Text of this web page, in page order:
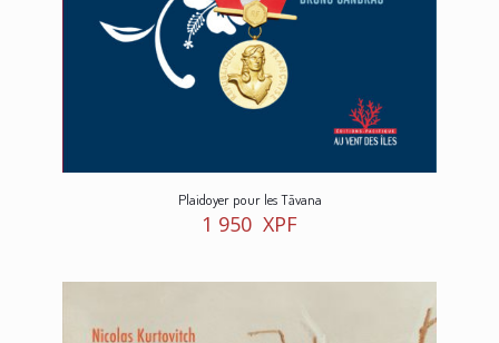
Plaidoyer pour les Tāvana
1 950 XPF